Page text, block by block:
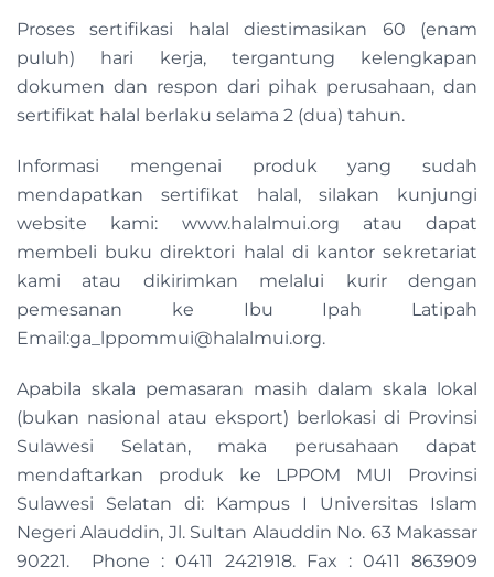
Proses sertifikasi halal diestimasikan 60 (enam
puluh) hari kerja, tergantung kelengkapan
dokumen dan respon dari pihak perusahaan, dan
sertifikat halal berlaku selama 2 (dua) tahun.
Informasi mengenai produk yang sudah
mendapatkan sertifikat halal, silakan kunjungi
website kami: www.halalmui.org atau dapat
membeli buku direktori halal di kantor sekretariat
kami atau dikirimkan melalui kurir dengan
pemesanan ke Ibu Ipah Latipah
Email:ga_lppommui@halalmui.org.
Apabila skala pemasaran masih dalam skala lokal
(bukan nasional atau eksport) berlokasi di Provinsi
Sulawesi Selatan, maka perusahaan dapat
mendaftarkan produk ke LPPOM MUI Provinsi
Sulawesi Selatan di: Kampus I Universitas Islam
Negeri Alauddin, Jl. Sultan Alauddin No. 63 Makassar
90221. Phone : 0411 2421918. Fax : 0411 863909